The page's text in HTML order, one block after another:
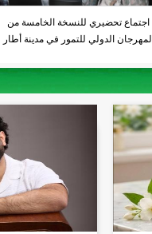
اجتماع تحضيري للنسخة الخامسة من
المهرجان الدولي للتمور في مدينة أطار